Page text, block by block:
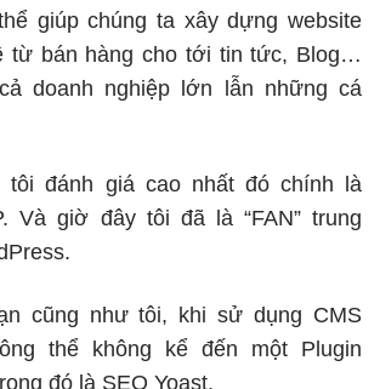
giúp chúng ta xây dựng website
từ bán hàng cho tới tin tức, Blog…
doanh nghiệp lớn lẫn những cá
tôi đánh giá cao nhất đó chính là
Và giờ đây tôi đã là “FAN” trung
cũng như tôi, khi sử dụng CMS
thể không kể đến một Plugin
đó là SEO Yoast.